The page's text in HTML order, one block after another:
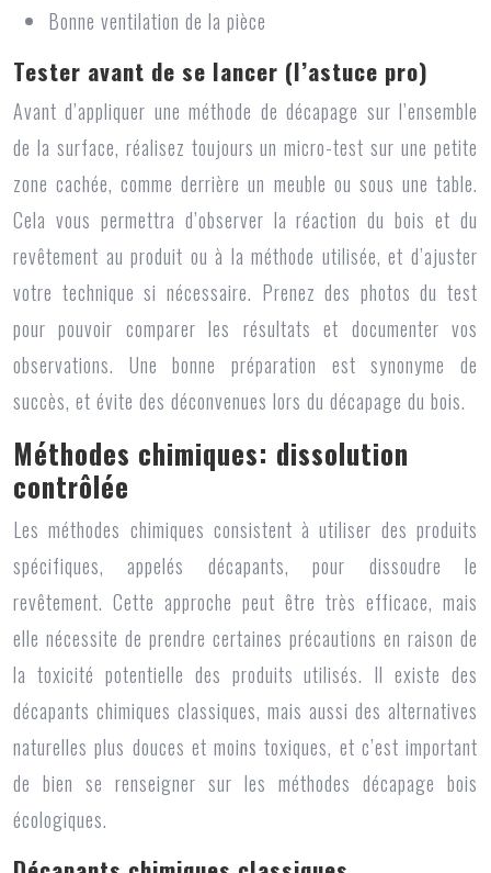
Bonne ventilation de la pièce
Tester avant de se lancer (l’astuce pro)
Avant d’appliquer une méthode de décapage sur l’ensemble
de la surface, réalisez toujours un micro-test sur une petite
zone cachée, comme derrière un meuble ou sous une table.
Cela vous permettra d’observer la réaction du bois et du
revêtement au produit ou à la méthode utilisée, et d’ajuster
votre technique si nécessaire. Prenez des photos du test
pour pouvoir comparer les résultats et documenter vos
observations. Une bonne préparation est synonyme de
succès, et évite des déconvenues lors du décapage du bois.
Méthodes chimiques: dissolution
contrôlée
Les méthodes chimiques consistent à utiliser des produits
spécifiques, appelés décapants, pour dissoudre le
revêtement. Cette approche peut être très efficace, mais
elle nécessite de prendre certaines précautions en raison de
la toxicité potentielle des produits utilisés. Il existe des
décapants chimiques classiques, mais aussi des alternatives
naturelles plus douces et moins toxiques, et c’est important
de bien se renseigner sur les méthodes décapage bois
écologiques.